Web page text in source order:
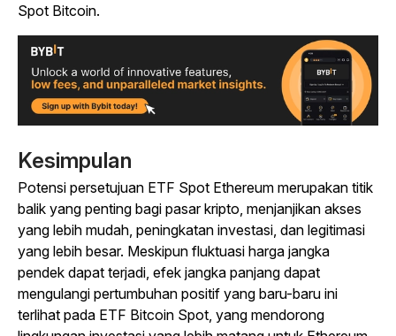
Spot Bitcoin.
Kesimpulan
Potensi persetujuan ETF Spot Ethereum merupakan titik
balik yang penting bagi pasar kripto, menjanjikan akses
yang lebih mudah, peningkatan investasi, dan legitimasi
yang lebih besar. Meskipun fluktuasi harga jangka
pendek dapat terjadi, efek jangka panjang dapat
mengulangi pertumbuhan positif yang baru-baru ini
terlihat pada ETF Bitcoin Spot, yang mendorong